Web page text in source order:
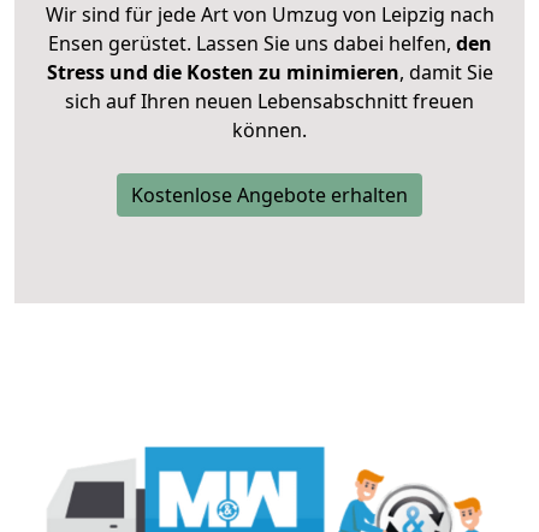
Wir sind für jede Art von Umzug von Leipzig nach
Ensen gerüstet. Lassen Sie uns dabei helfen, den
Stress und die Kosten zu minimieren, damit Sie
sich auf Ihren neuen Lebensabschnitt freuen
können.
Kostenlose Angebote erhalten